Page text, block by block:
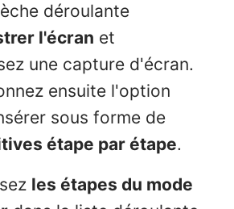
déroulante
l'écran et
une capture d'écran.
ensuite l'option
sous forme de
étape par étape.
les étapes du mode